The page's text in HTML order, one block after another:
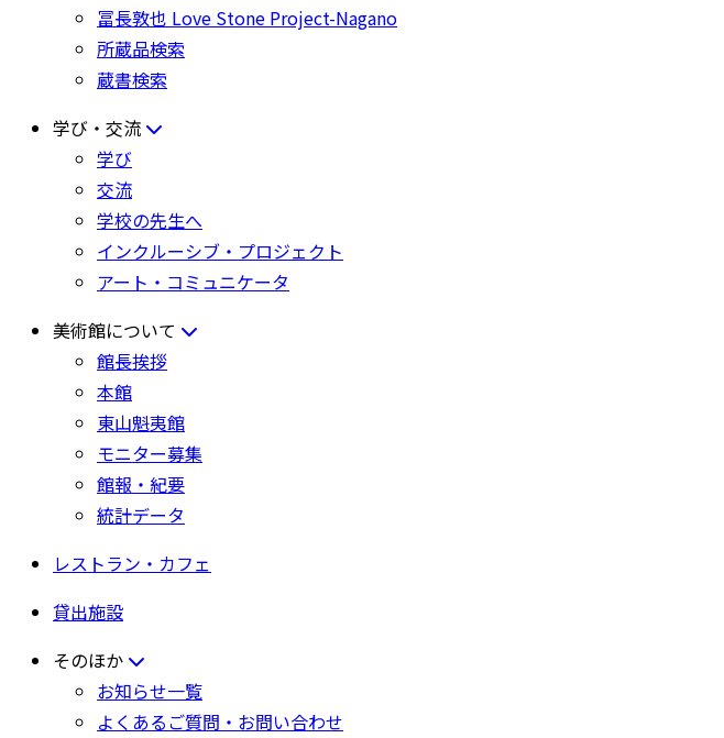
冨長敦也 Love Stone Project-Nagano
所蔵品検索
蔵書検索
学び・交流
学び
交流
学校の先生へ
インクルーシブ・プロジェクト
アート・コミュニケータ
美術館について
館長挨拶
本館
東山魁夷館
モニター募集
館報・紀要
統計データ
レストラン・カフェ
貸出施設
そのほか
お知らせ一覧
よくあるご質問・お問い合わせ